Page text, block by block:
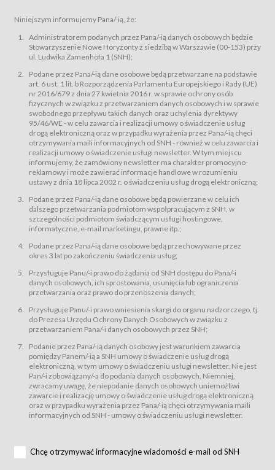
podmiotom z branży mediów i filmowej (Akredytacje);
Bilety – wybrane dokumenty potwierdzające zawarcie umowy z
Usługodawcą i uprawniające do wzięcia udziału w Wydarzeniu,
przewidziane przez Usługodawcę dla danego Wydarzenia, tj. uprawniające
do uczestnictwa w wielu albo w pojedynczych seansach filmowych,
Sklep – sklep internetowy prowadzony przez Usługodawcę w Serwisie;
Regulamin – niniejszy regulamin.
§ 2
Postanowienia ogólne
Regulamin określa zasady:
świadczenia Usługobiorcom Usług przez Usługodawcę, z
zastrzeżeniem usług, o których mowa w ust. 2 pkt. 4 i 5 poniżej, których
zasady świadczenia precyzują odrębne regulaminy,
przetwarzania przez Usługodawcę danych osobowych Usługobiorców
będących osobami fizycznymi.
świadczy Usługi drogą elektroniczną w rozumieniu ustawy z dnia 18 lipca
2002 r. o świadczeniu usług drogą elektroniczną (Dz.U. z 2002 r., Nr 144, poz.
1204, z późń. zm.). Usługi świadczone są nieodpłatnie.
usługę przeglądania i odczytywania przez Usługobiorców materiałów
zamieszczanych w Serwisie,
usługę utrzymywania konta użytkownika w Serwisie,
usługę newsletter,
usługę zawierania na odległość umów nabycia Karnetów i Biletów,
usługę zawierania na odległość umów sprzedaży w Sklepie.
dnia 18 lipca 2002 r. o świadczeniu usług drogą elektroniczną (Dz.U. z 2002
r., Nr 144, poz. 1204, z późń. zm.). Usługi świadczone są nieodpłatnie.
Na zasadach określonych w Regulaminie dostęp do Serwisu jest otwarty dla
Usługobiorca przed rozpoczęciem korzystania z Serwisu jest zobowiązany
zapoznać się z Regulaminem. Założenie konta w Serwisie oraz zamówienie
usługi newsletter za pośrednictwem przeznaczonego do tego formularza
zamieszczonego na stronach Serwisu dostępnych dla wszystkich
Usługobiorców wymaga akceptacji postanowień Regulaminu.
Usługobiorca zobowiązany jest do przestrzegania postanowień Regulaminu
od chwili rozpoczęcia korzystania z Serwisu.
Regulamin jest udostępniony Usługobiorcom nieodpłatnie za
Warunki techniczne korzystania z Usług
Niniejszym informujemy Pana/-ią, że:
Administratorem podanych przez Pana/-ią danych osobowych będzie
Stowarzyszenie Nowe Horyzonty z siedzibą w Warszawie (00-153) przy
ul. Ludwika Zamenhofa 1 (SNH);
Podane przez Pana/-ią dane osobowe będą przetwarzane na podstawie
art. 6 ust. 1 lit. b Rozporządzenia Parlamentu Europejskiego i Rady (UE)
nr 2016/679 z dnia 27 kwietnia 2016 r. w sprawie ochrony osób
fizycznych w związku z przetwarzaniem danych osobowych i w sprawie
swobodnego przepływu takich danych oraz uchylenia dyrektywy
95/46/WE - w celu zawarcia i realizacji umowy o świadczenie usług
drogą elektroniczną oraz w przypadku wyrażenia przez Pana/-ią chęci
otrzymywania maili informacyjnych od SNH - również w celu zawarcia i
realizacji umowy o świadczenie usługi newsletter. W tym miejscu
informujemy, że zamówiony newsletter ma charakter promocyjno-
reklamowy i może zawierać informacje handlowe w rozumieniu
ustawy z dnia 18 lipca 2002 r. o świadczeniu usług drogą elektroniczną;
Podane przez Pana/-ią dane osobowe będą powierzane w celu ich
dalszego przetwarzania podmiotom współpracującym z SNH, w
szczególności podmiotom świadczącym usługi hostingowe,
informatyczne, e-mail marketingu, prawne itp.;
Podane przez Pana/-ią dane osobowe będą przechowywane przez
okres 3 lat po zakończeniu świadczenia usług;
Przysługuje Panu/-i prawo do żądania od SNH dostępu do Pana/-i
danych osobowych, ich sprostowania, usunięcia lub ograniczenia
przetwarzania oraz prawo do przenoszenia danych;
Przysługuje Panu/-i prawo wniesienia skargi do organu nadzorczego, tj.
do Prezesa Urzędu Ochrony Danych Osobowych w związku z
przetwarzaniem Pana/-i danych osobowych przez SNH;
Podanie przez Pana/-ią danych osobowy jest warunkiem zawarcia
pomiędzy Panem/-ią a SNH umowy o świadczenie usług drogą
elektroniczną, w tym umowy o świadczeniu usługi newsletter. Nie jest
Pan/-i zobowiązany/-a do podania danych osobowych. Niemniej,
zwracamy uwagę, że niepodanie danych osobowych uniemożliwi
zawarcie i realizację umowy o świadczenie usług drogą elektroniczną
oraz w przypadku wyrażenia przez Pana/-ią chęci otrzymywania maili
informacyjnych od SNH - umowy o świadczeniu usługi newsletter.
Chcę otrzymywać informacyjne wiadomości e-mail od SNH